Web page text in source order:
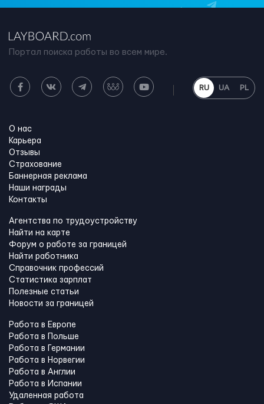
Портал поиска работы во всем мире.
RU UA PL
О нас
Карьера
Отзывы
Страхование
Баннерная реклама
Наши награды
Контакты
Агентства по трудоустройству
Найти на карте
Форум о работе за границей
Найти работника
Справочник профессий
Статистика зарплат
Полезные статьи
Новости за границей
Работа в Европе
Работа в Польше
Работа в Германии
Работа в Норвегии
Работа в Англии
Работа в Испании
Удаленная работа